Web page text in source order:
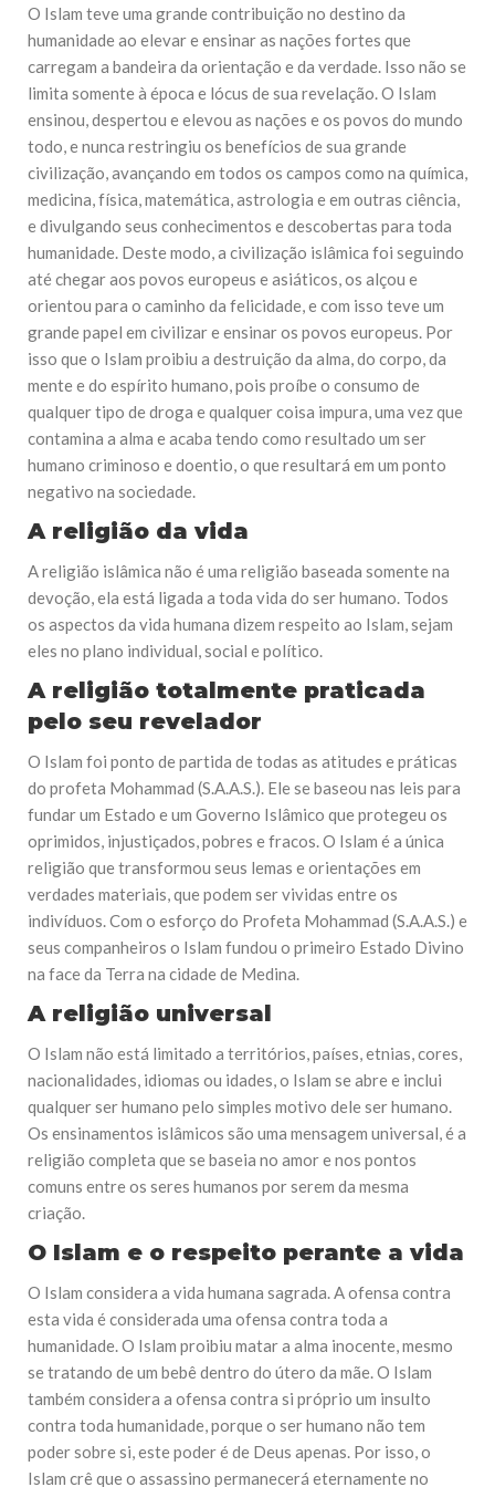
O Islam teve uma grande contribuição no destino da
humanidade ao elevar e ensinar as nações fortes que
carregam a bandeira da orientação e da verdade. Isso não se
limita somente à época e lócus de sua revelação. O Islam
ensinou, despertou e elevou as nações e os povos do mundo
todo, e nunca restringiu os benefícios de sua grande
civilização, avançando em todos os campos como na química,
medicina, física, matemática, astrologia e em outras ciência,
e divulgando seus conhecimentos e descobertas para toda
humanidade. Deste modo, a civilização islâmica foi seguindo
até chegar aos povos europeus e asiáticos, os alçou e
orientou para o caminho da felicidade, e com isso teve um
grande papel em civilizar e ensinar os povos europeus. Por
isso que o Islam proibiu a destruição da alma, do corpo, da
mente e do espírito humano, pois proíbe o consumo de
qualquer tipo de droga e qualquer coisa impura, uma vez que
contamina a alma e acaba tendo como resultado um ser
humano criminoso e doentio, o que resultará em um ponto
negativo na sociedade.
A religião da vida
A religião islâmica não é uma religião baseada somente na
devoção, ela está ligada a toda vida do ser humano. Todos
os aspectos da vida humana dizem respeito ao Islam, sejam
eles no plano individual, social e político.
A religião totalmente praticada
pelo seu revelador
O Islam foi ponto de partida de todas as atitudes e práticas
do profeta Mohammad (S.A.A.S.). Ele se baseou nas leis para
fundar um Estado e um Governo Islâmico que protegeu os
oprimidos, injustiçados, pobres e fracos. O Islam é a única
religião que transformou seus lemas e orientações em
verdades materiais, que podem ser vividas entre os
indivíduos. Com o esforço do Profeta Mohammad (S.A.A.S.) e
seus companheiros o Islam fundou o primeiro Estado Divino
na face da Terra na cidade de Medina.
A religião universal
O Islam não está limitado a territórios, países, etnias, cores,
nacionalidades, idiomas ou idades, o Islam se abre e inclui
qualquer ser humano pelo simples motivo dele ser humano.
Os ensinamentos islâmicos são uma mensagem universal, é a
religião completa que se baseia no amor e nos pontos
comuns entre os seres humanos por serem da mesma
criação.
O Islam e o respeito perante a vida
O Islam considera a vida humana sagrada. A ofensa contra
esta vida é considerada uma ofensa contra toda a
humanidade. O Islam proibiu matar a alma inocente, mesmo
se tratando de um bebê dentro do útero da mãe. O Islam
também considera a ofensa contra si próprio um insulto
contra toda humanidade, porque o ser humano não tem
poder sobre si, este poder é de Deus apenas. Por isso, o
Islam crê que o assassino permanecerá eternamente no